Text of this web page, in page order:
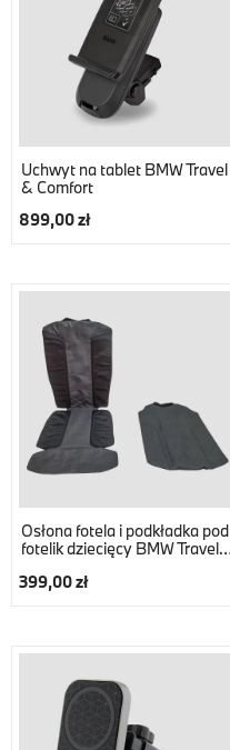
Uchwyt na tablet BMW Travel
& Comfort
899,00 zł
Osłona fotela i podkładka pod
fotelik dziecięcy BMW Travel
399,00 zł